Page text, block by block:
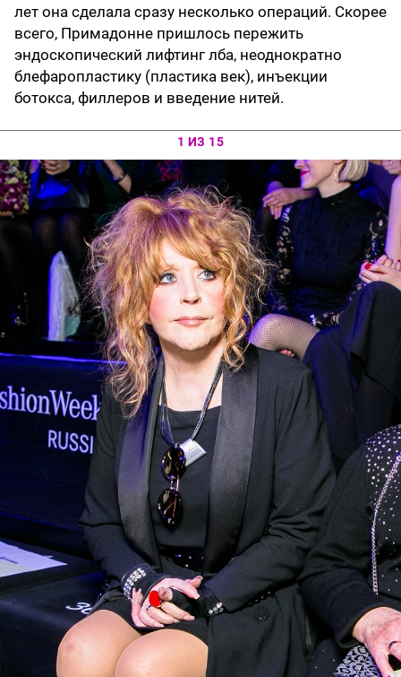
лет она сделала сразу несколько операций. Скорее
всего, Примадонне пришлось пережить
эндоскопический лифтинг лба, неоднократно
блефаропластику (пластика век), инъекции
ботокса, филлеров и введение нитей.
1 ИЗ 15